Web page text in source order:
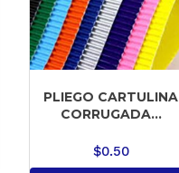
PLIEGO CARTULINA
CORRUGADA...
$0.50